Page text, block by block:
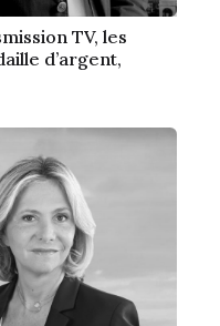
TV, les
d’argent,